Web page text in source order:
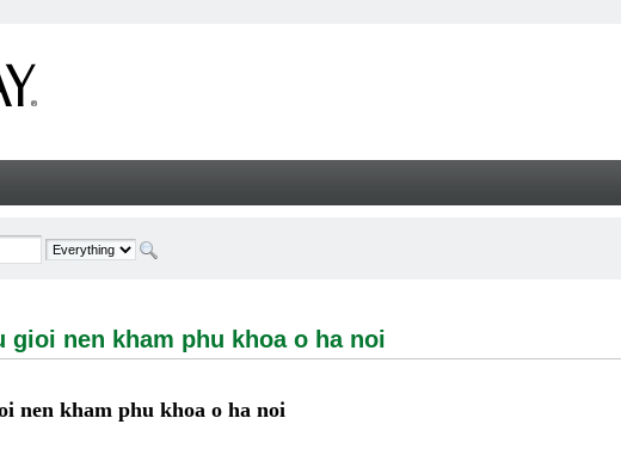
nen kham phu khoa o ha noi - Welcome
gioi nen kham phu khoa o ha noi
nen kham phu khoa o ha noi